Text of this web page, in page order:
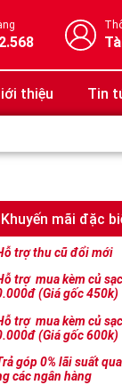
thiệu Tin
Khuyến mãi đặc
trợ thu cũ đổi mới
trợ mua kèm củ
(Giá gốc 450k)
trợ mua kèm củ
(Giá gốc 600k)
góp 0% lãi suất
các ngân hàng